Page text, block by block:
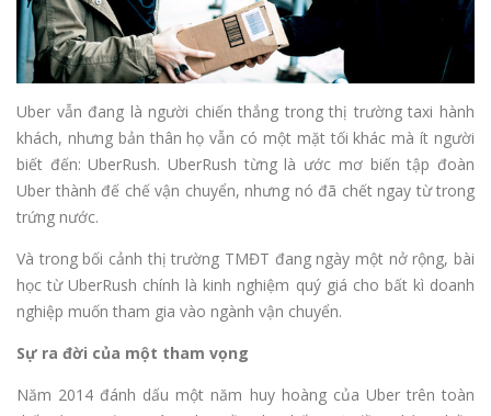
Uber vẫn đang là người chiến thắng trong thị trường taxi hành
khách, nhưng bản thân họ vẫn có một mặt tối khác mà ít người
biết đến: UberRush. UberRush từng là ước mơ biến tập đoàn
Uber thành đế chế vận chuyển, nhưng nó đã chết ngay từ trong
trứng nước.
Và trong bối cảnh thị trường TMĐT đang ngày một nở rộng, bài
học từ UberRush chính là kinh nghiệm quý giá cho bất kì doanh
nghiệp muốn tham gia vào ngành vận chuyển.
Sự ra đời của một tham vọng
Năm 2014 đánh dấu một năm huy hoàng của Uber trên toàn